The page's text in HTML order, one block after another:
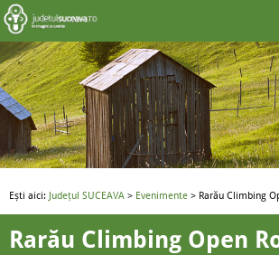
Ești aici: Județul SUCEAVA > Evenimente > Rarău Climbing
Rarău Climbing Open